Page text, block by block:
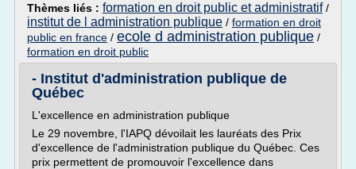
Thèmes liés : formation en droit public et administratif/
institut de l administration publique / formation en droit
public en france / ecole d administration publique /
formation en droit public
- Institut d'administration publique de
Québec
L'excellence en administration publique
Le 29 novembre, l'IAPQ dévoilait les lauréats des Prix
d'excellence de l'administration publique du Québec. Ces
prix permettent de promouvoir l'excellence dans